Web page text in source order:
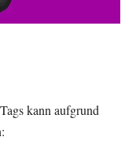
kann aufgrund